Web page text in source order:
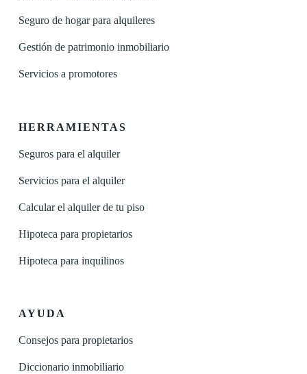
Seguro de hogar para alquileres
Gestión de patrimonio inmobiliario
Servicios a promotores
HERRAMIENTAS
Seguros para el alquiler
Servicios para el alquiler
Calcular el alquiler de tu piso
Hipoteca para propietarios
Hipoteca para inquilinos
AYUDA
Consejos para propietarios
Diccionario inmobiliario